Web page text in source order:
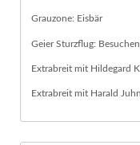
Grauzone: Eisbär
Geier Sturzflug:
Extrabreit mit Hildegard
Extrabreit mit Harald